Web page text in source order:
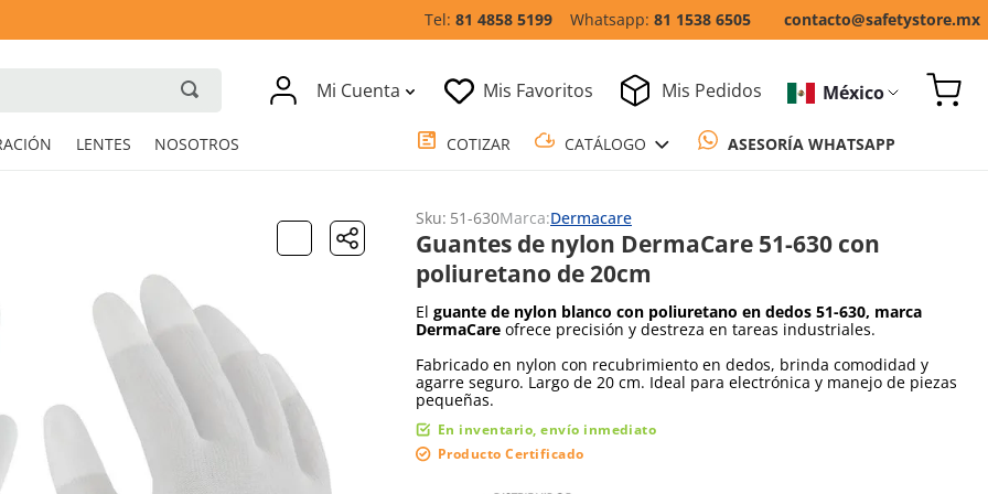
81 4858 5199 81 1538 6505 contacto@safetystore.mx
Mi Cuenta Mis Favoritos Mis Pedidos México
Sku: 51-630Marca:Dermacare
Guantes de nylon DermaCare 51-630 con
poliuretano de 20cm
El guante de nylon blanco con poliuretano en dedos 51-630, marca
DermaCare ofrece precisión y destreza en tareas industriales.
Fabricado en nylon con recubrimiento en dedos, brinda comodidad y
agarre seguro. Largo de 20 cm. Ideal para electrónica y manejo de piezas
pequeñas.
En inventario, envío inmediato
Producto Certificado